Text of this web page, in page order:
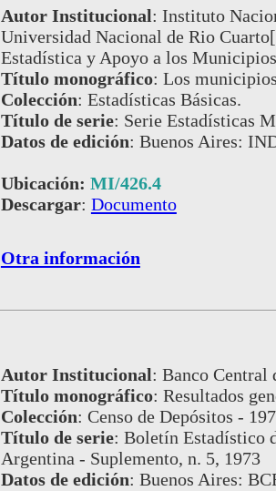
Autor Institucional: Instituto
Universidad Nacional de Rio
Estadística y Apoyo a los
Título monográfico: Los
Colección: Estadísticas Básicas.
Título de serie: Serie Estadísticas
Datos de edición: Buenos Aires:
Ubicación: MI/426.4
Descargar: Documento
Otra información
Autor Institucional: Banco Central
Título monográfico: Resultados
Colección: Censo de Depósitos -
Título de serie: Boletín Estadístico
Argentina - Suplemento, n. 5, 1973
Datos de edición: Buenos Aires: